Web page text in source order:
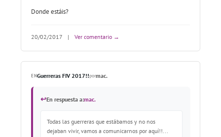
Donde estáis?
20/02/2017 | Ver comentario →
ENGuerreras FIV 2017!!pormac.
↩En respuesta a:mac.
Todas las guerreras que estábamos y no nos
dejaban vivir, vamos a comunicarnos por aquí!!...